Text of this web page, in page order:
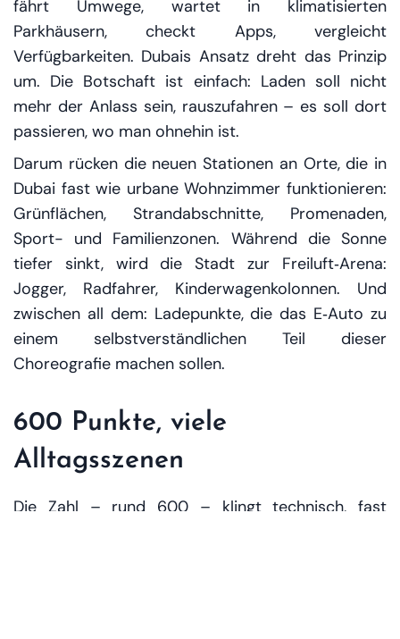
fährt Umwege, wartet in klimatisierten
Parkhäusern, checkt Apps, vergleicht
Verfügbarkeiten. Dubais Ansatz dreht das Prinzip
um. Die Botschaft ist einfach: Laden soll nicht
mehr der Anlass sein, rauszufahren – es soll dort
passieren, wo man ohnehin ist.
Darum rücken die neuen Stationen an Orte, die in
Dubai fast wie urbane Wohnzimmer funktionieren:
Grünflächen, Strandabschnitte, Promenaden,
Sport- und Familienzonen. Während die Sonne
tiefer sinkt, wird die Stadt zur Freiluft‑Arena:
Jogger, Radfahrer, Kinderwagenkolonnen. Und
zwischen all dem: Ladepunkte, die das E‑Auto zu
einem selbstverständlichen Teil dieser
Choreografie machen sollen.
600 Punkte, viele
Alltagsszenen
Die Zahl – rund 600 – klingt technisch, fast